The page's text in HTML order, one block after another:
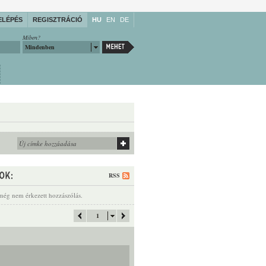
REGISZTRÁCIÓ HU EN DE
Miben?
Mindenben
RSS
nem érkezett hozzászólás.
1